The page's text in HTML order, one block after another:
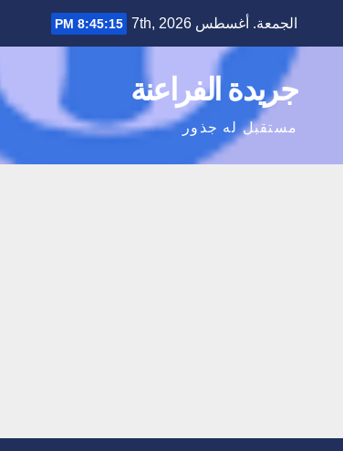
الجمعة. أغسطس 7th, 2026 8:45:16 PM
جريدة الفراعنة
مستقبل له جذور